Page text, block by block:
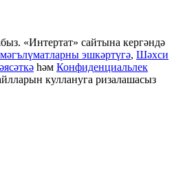
«Интертат» сайтына кергәндә
эшкәртүгә, Шәхси
һәм Конфиденциальлек
куллануга ризалашасыз